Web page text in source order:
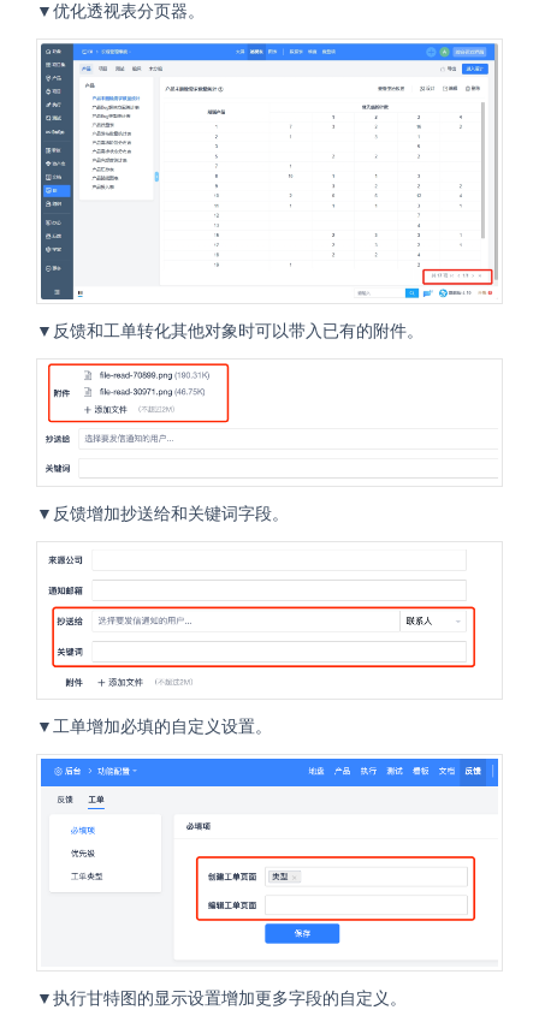
▼优化透视表分页器。
▼反馈和工单转化其他对象时可以带入已有的附件。
▼反馈增加抄送给和关键词字段。
▼工单增加必填的自定义设置。
▼执行甘特图的显示设置增加更多字段的自定义。